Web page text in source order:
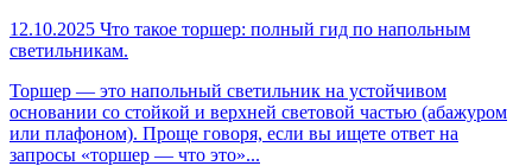
12.10.2025 Что такое торшер: полный гид по напольным
светильникам.
Торшер — это напольный светильник на устойчивом
основании со стойкой и верхней световой частью (абажуром
или плафоном). Проще говоря, если вы ищете ответ на
запросы «торшер — что это»...